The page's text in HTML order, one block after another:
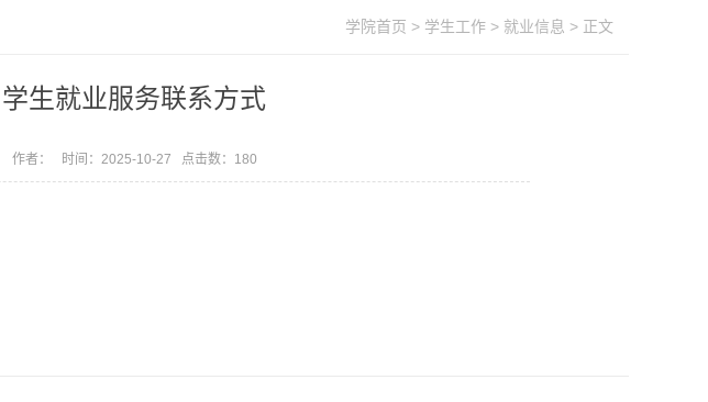
学院首页 > 学生工作 > 就业信息 > 正文
学生就业服务联系方式
作者： 时间：2025-10-27 点击数： 180